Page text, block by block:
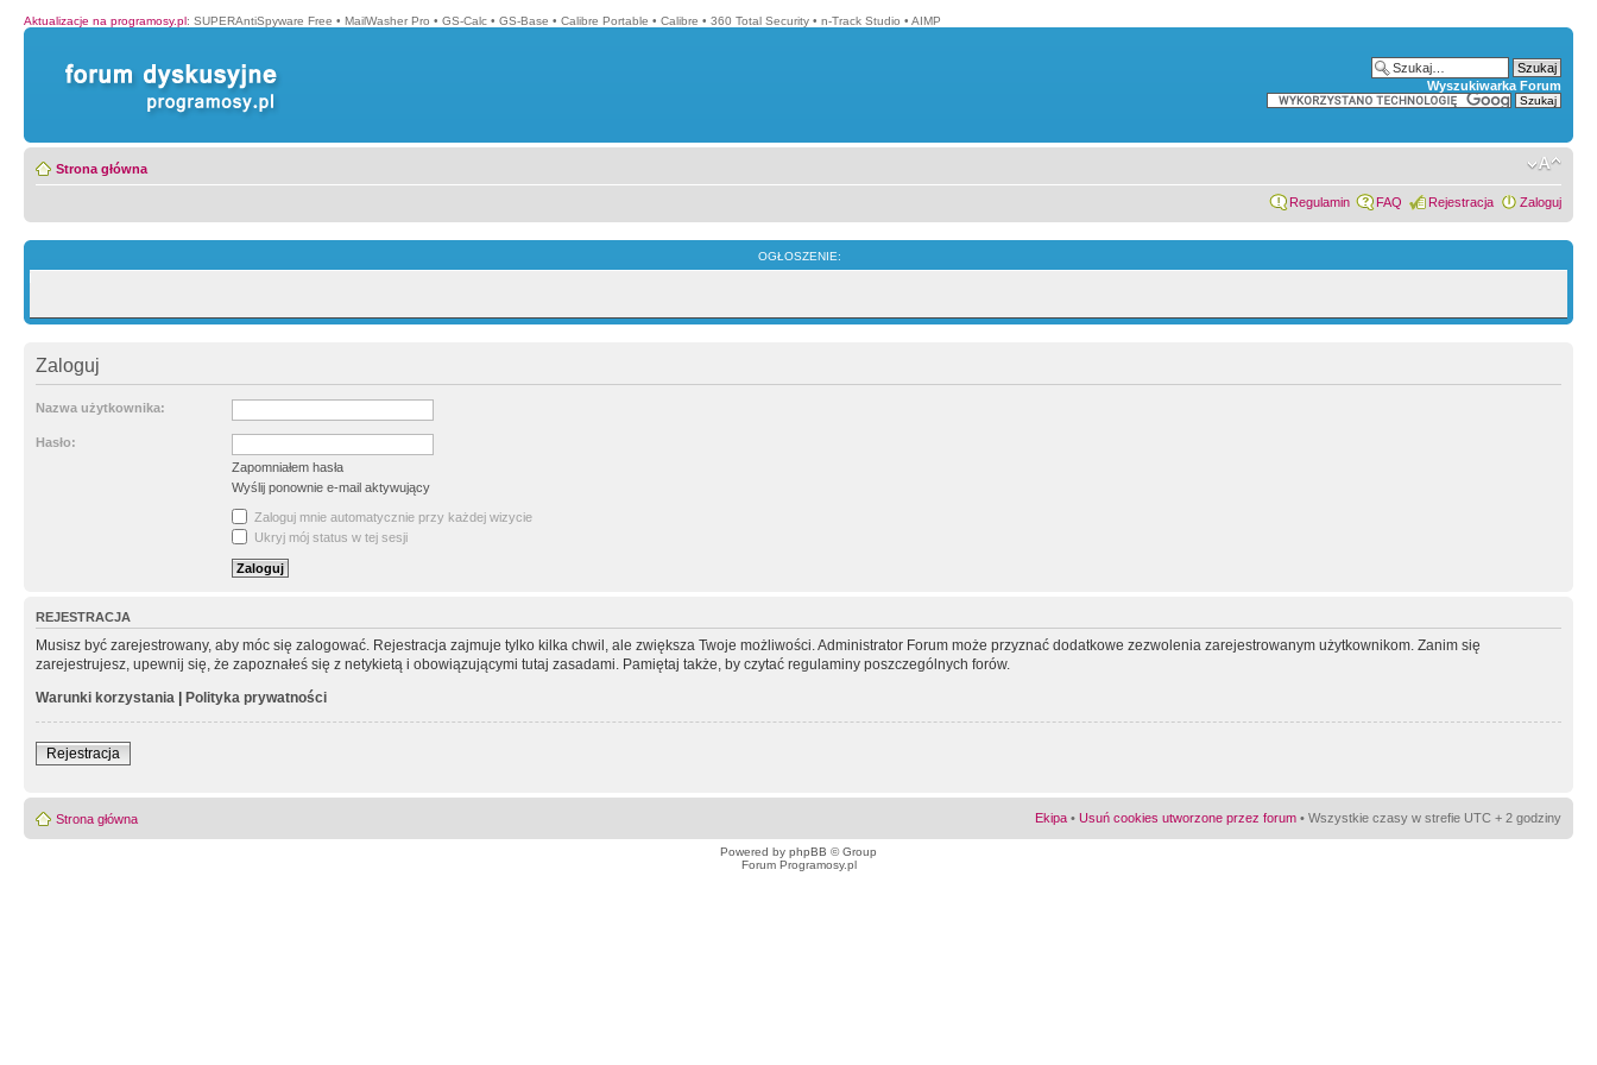
Aktualizacje na programosy.pl: SUPERAntiSpyware Free • MailWasher Pro • GS-Calc • GS-Base • Calibre Portable • Calibre • 360 Total Security • n-Track Studio • AIMP
Wyszukiwarka Forum
Strona główna
Regulamin FAQ Rejestracja Zaloguj
OGŁOSZENIE:
Zaloguj
Nazwa użytkownika:
Hasło:
Zapomniałem hasła
Wyślij ponownie e-mail aktywujący
Zaloguj mnie automatycznie przy każdej wizycie
Ukryj mój status w tej sesji
REJESTRACJA
Musisz być zarejestrowany, aby móc się zalogować. Rejestracja zajmuje tylko kilka chwil, ale zwiększa Twoje możliwości. Administrator Forum może przyznać dodatkowe zezwolenia zarejestrowanym użytkownikom. Zanim się
zarejestrujesz, upewnij się, że zapoznałeś się z netykietą i obowiązującymi tutaj zasadami. Pamiętaj także, by czytać regulaminy poszczególnych forów.
Warunki korzystania | Polityka prywatności
Rejestracja
Strona główna Ekipa • Usuń cookies utworzone przez forum • Wszystkie czasy w strefie UTC + 2 godziny
Powered by phpBB © Group
Forum Programosy.pl